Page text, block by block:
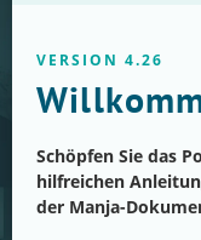
VERSION 4.26
Schöpfen Sie das
hilfreichen
der Manja-